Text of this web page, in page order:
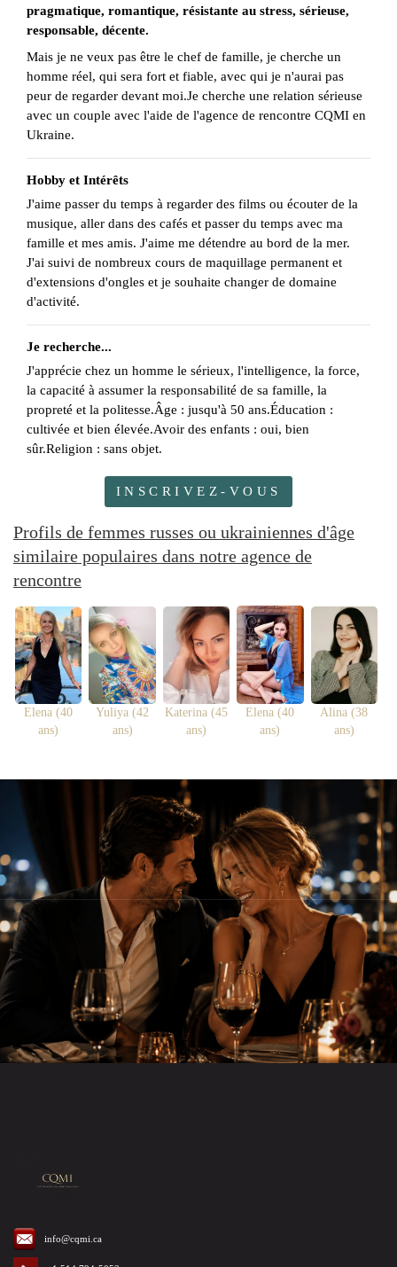
pragmatique, romantique, résistante au stress, sérieuse,
responsable, décente.
Mais je ne veux pas être le chef de famille, je cherche un
homme réel, qui sera fort et fiable, avec qui je n'aurai pas
peur de regarder devant moi.Je cherche une relation sérieuse
avec un couple avec l'aide de l'agence de rencontre CQMI en
Ukraine.
Hobby et Intérêts
J'aime passer du temps à regarder des films ou écouter de la
musique, aller dans des cafés et passer du temps avec ma
famille et mes amis. J'aime me détendre au bord de la mer.
J'ai suivi de nombreux cours de maquillage permanent et
d'extensions d'ongles et je souhaite changer de domaine
d'activité.
Je recherche...
J'apprécie chez un homme le sérieux, l'intelligence, la force,
la capacité à assumer la responsabilité de sa famille, la
propreté et la politesse.Âge : jusqu'à 50 ans.Éducation :
cultivée et bien élevée.Avoir des enfants : oui, bien
sûr.Religion : sans objet.
INSCRIVEZ-VOUS
Profils de femmes russes ou ukrainiennes d'âge
similaire populaires dans notre agence de
rencontre
Elena (40
ans)
Yuliya (42
ans)
Katerina (45
ans)
Elena (40
ans)
Alina (38
ans)
info@cqmi.ca